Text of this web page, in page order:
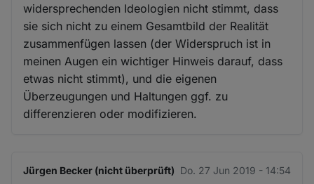
widersprechenden Ideologien nicht stimmt, dass
sie sich nicht zu einem Gesamtbild der Realität
zusammenfügen lassen (der Widerspruch ist in
meinen Augen ein wichtiger Hinweis darauf, dass
etwas nicht stimmt), und die eigenen
Überzeugungen und Haltungen ggf. zu
differenzieren oder modifizieren.
Jürgen Becker (nicht überprüft) Do. 27 Jun 2019 - 14:54